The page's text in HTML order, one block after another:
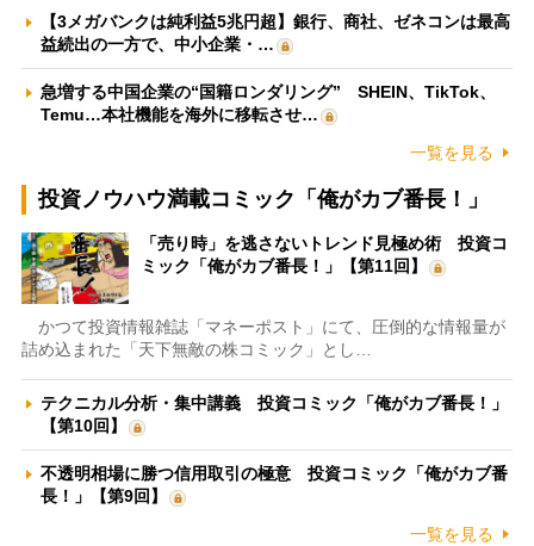
【3メガバンクは純利益5兆円超】銀行、商社、ゼネコンは最高
益続出の一方で、中小企業・…
急増する中国企業の“国籍ロンダリング” SHEIN、TikTok、
Temu…本社機能を海外に移転させ…
一覧を見る
投資ノウハウ満載コミック「俺がカブ番長！」
「売り時」を逃さないトレンド見極め術 投資コ
ミック「俺がカブ番長！」【第11回】
かつて投資情報雑誌「マネーポスト」にて、圧倒的な情報量が
詰め込まれた「天下無敵の株コミック」とし…
テクニカル分析・集中講義 投資コミック「俺がカブ番長！」
【第10回】
不透明相場に勝つ信用取引の極意 投資コミック「俺がカブ番
長！」【第9回】
一覧を見る